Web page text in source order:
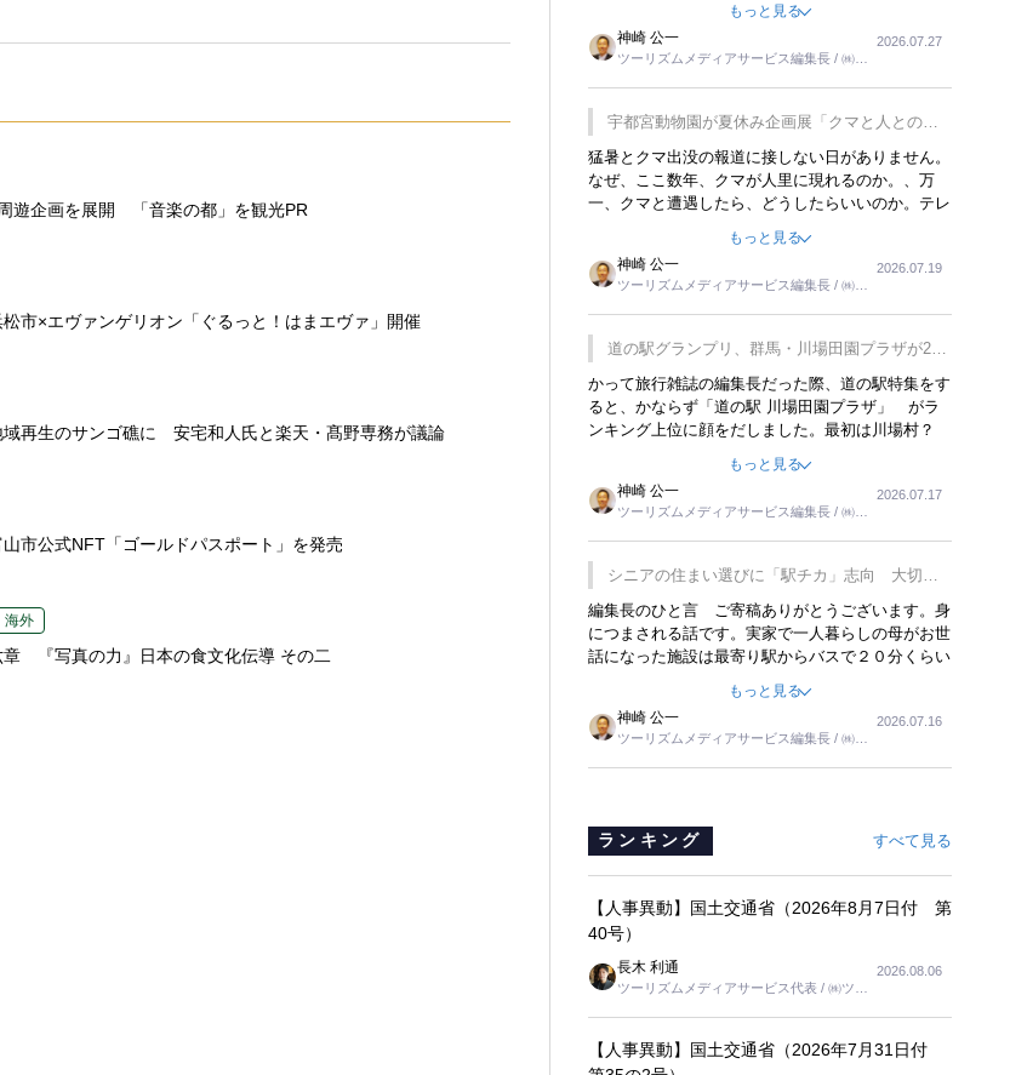
遊企画を展開 「音楽の都」を観光PR
市×エヴァンゲリオン「ぐるっと！はまエヴァ」開催
域再生のサンゴ礁に 安宅和人氏と楽天・髙野専務が議論
市公式NFT「ゴールドパスポート」を発売
海外
『写真の力』日本の食文化伝導 その二
行をした時は、移動はグレイハウンドバスでした。
夕方から夜の便を利用してホテル代を浮かせていま
した。ただし、若いからできたことです。若い人が
夜行バスで京都に行った、青森に行ったと聞くと、
疲れが残らないのかなと思ってしまいます。
もっと見る
神崎 公一
ツーリズムメディアサービス編集長 / ㈱ツ
2026.07.27
宇都宮動物園が夏休み企画展「クマと人との距
離」を7月20日から開催
猛暑とクマ出没の報道に接しない日がありません。
なぜ、ここ数年、クマが人里に現れるのか。、万
一、クマと遭遇したら、どうしたらいいのか。テレ
るなんてことは、冗談でもいえません。そんな中
で、この企画展はタイムリーですね。
もっと見る
神崎 公一
ツーリズムメディアサービス編集長 / ㈱ツ
2026.07.19
道の駅グランプリ、群馬・川場田園プラザが2連
覇
かって旅行雑誌の編集長だった際、道の駅特集をす
ると、かならず「道の駅 川場田園プラザ」 がラ
ンキング上位に顔をだしました。最初は川場村？
れ永井 彰一社長にインタビューしたら、興味深い
話が次々が飛び出しました。プレゼンも巧みで、今
でも思い出すことが２つあります。一つは、従業員
に東京ディズニーランドを見学させ、サービス業、
接客業の何かを理解してもらっていることです。
もう一つは1800円もするプレミアムヨーグルトを
販売するにあたり、社内に懸念もあったそうです。
永井社長は、駐車場に都内ナンバーの高級外車が停
まっていることに目をつけ、高級商品でも売れると
確信したそうです。今回の記事を懐かしく読みまし
もっと見る
神崎 公一
ツーリズムメディアサービス編集長 / ㈱ツ
2026.07.17
シニアの住まい選びに「駅チカ」志向 大切な
のは出かけたくなる暮らし
編集長のひと言 ご寄稿ありがとうございます。身
につまされる話です。実家で一人暮らしの母がお世
話になった施設は最寄り駅からバスで２０分くらい
りました。母の住まいから近いという理由で、その
施設を選択したのですが、私と妹にとっては、半日
仕事ででした。シニアの住まい選びは、当人だけで
はなく、世話をする家族の足の便も考えない外池な
もっと見る
神崎 公一
ツーリズムメディアサービス編集長 / ㈱ツ
2026.07.16
ランキング すべて見る
【人事異動】国土交通省（2026年8月7日付 第
40号）
長木 利通
ツーリズムメディアサービス代表 / ㈱ツー
2026.08.06
【人事異動】国土交通省（2026年7月31日付